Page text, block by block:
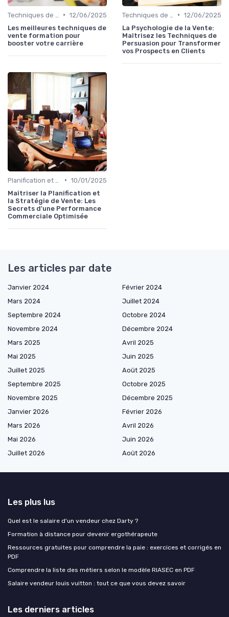
• 12/06/2025
Les meilleures techniques de
vente formation pour
booster votre carrière
• 12/06/2025
La Psychologie de la Vente:
Maîtrisez les Techniques de
Persuasion pour Transformer
vos Prospects en Clients
• 10/01/2025
Maîtriser la Planification et
la Stratégie de Vente: Les
Secrets d'une Performance
Commerciale Optimisée
Les articles par date
Janvier 2024
Février 2024
Mars 2024
Juillet 2024
Septembre 2024
Octobre 2024
Novembre 2024
Décembre 2024
Mars 2025
Avril 2025
Mai 2025
Juin 2025
Juillet 2025
Août 2025
Septembre 2025
Octobre 2025
Novembre 2025
Décembre 2025
Janvier 2026
Février 2026
Mars 2026
Avril 2026
Mai 2026
Juin 2026
Juillet 2026
Août 2026
Les plus lus
Quel est le salaire d'un vendeur chez Darty ?
Formation à distance pour devenir ergothérapeute
Ressources gratuites pour comprendre la paie : exercices et corrigés en
PDF
Comprendre la liste des métiers selon le modèle RIASEC en PDF
Salaire vendeur louis vuitton : tout ce que vous devez savoir
Les derniers articles